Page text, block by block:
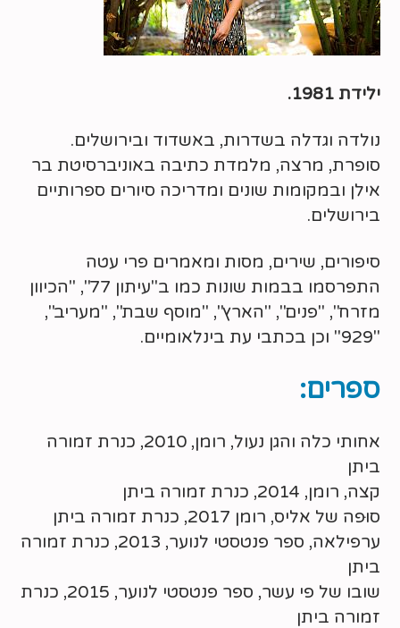
ילידת 1981.
נולדה וגדלה בשדרות, באשדוד ובירושלים.
סופרת, מרצה, מלמדת כתיבה באוניברסיטת בר
אילן ובמקומות שונים ומדריכה סיורים ספרותיים
בירושלים.
סיפורים, שירים, מסות ומאמרים פרי עטה
התפרסמו בבמות שונות כמו ב"עיתון 77", "הכיוון
מזרח", "פנים", "הארץ", "מוסף שבת", "מעריב",
"929" וכן בכתבי עת בינלאומיים.
ספרים:
אחותי כלה והגן נעול, רומן, 2010, כנרת זמורה
ביתן
קצה, רומן, 2014, כנרת זמורה ביתן
סוּפה של אליס, רומן 2017, כנרת זמורה ביתן
ערפילאה, ספר פנטסטי לנוער, 2013, כנרת זמורה
ביתן
שובו של פי עשר, ספר פנטסטי לנוער, 2015, כנרת
זמורה ביתן